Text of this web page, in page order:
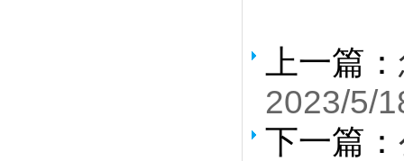
上一篇：
2023/5/
下一篇：